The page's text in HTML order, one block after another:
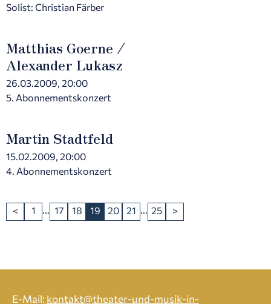
Solist: Christian Färber
Matthias Goerne /
Alexander Lukasz
26.03.2009, 20:00
5. Abonnementskonzert
Martin Stadtfeld
15.02.2009, 20:00
4. Abonnementskonzert
< 1 ... 17 18 19 20 21 ... 25 >
E-Mail: kontakt@theater-und-musik-in-